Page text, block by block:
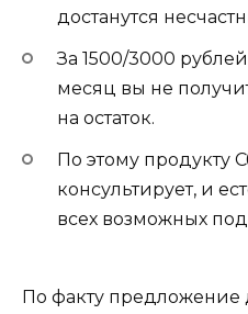
достанутся
За 1500/3000 рублей
месяц вы не
на остаток.
По этому продукту
консультирует, и
всех возможных
По факту